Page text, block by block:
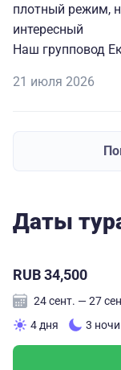
плотный режим,
интересный
Наш групповод
Города, которые
21 июля 2026
Даты
RUB 34,500
24 сент. — 27
4 дня
3 ночи